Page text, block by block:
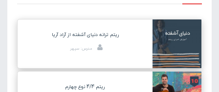
ریتم ترانه دنیای آشفته از آراد آریا
مدرس: سپهر
ریتم 4/4 نوع چهارم